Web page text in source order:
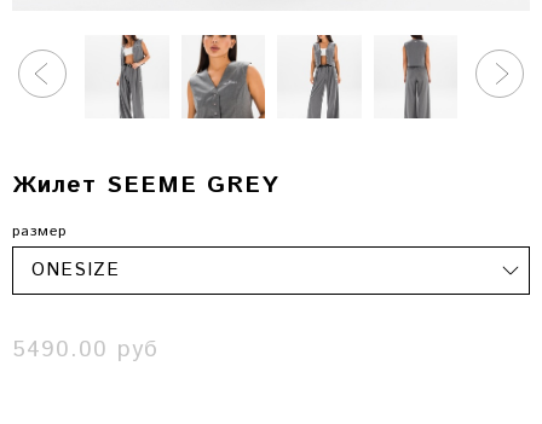
Жилет SEEME GREY
размер
5490.00 руб